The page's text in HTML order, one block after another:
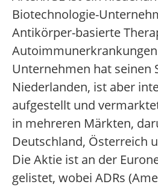
Biotechnologie-
Antikörper-basierte
Unternehmen hat seinen
Niederlanden, ist aber
aufgestellt und
in mehreren Märkten,
Deutschland, Österreich
Die Aktie ist an der
gelistet, wobei ADRs